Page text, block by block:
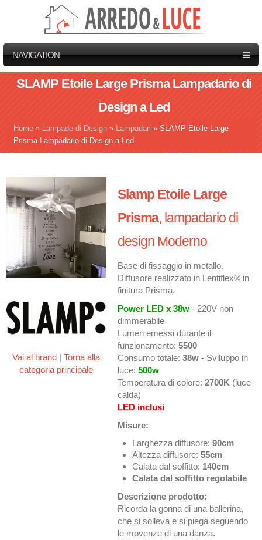
NAVIGATION
SLAMP Etoile Large Prisma Lampadario di
Design a Led
Tu sei qui
Home » Lampade di Design » Lampadari » SLAMP Etoile Large
Prisma Lampadario di Design a Led
Vai al brand| Torna alla
categoria principale
Slamp Etoile Large
Prisma, lampadario di
design Moderno
Base di fissaggio in metallo.
Diffusore realizzato in Lentiflex® in
finitura Prisma.
Power LED x 38w - 220V non
dimmerabile
Lumen emessi durante il
funzionamento:5500
Consumo totale:38w - Sviluppo in
luce:500w
Temperatura di colore:2700K (luce
calda)
LED inclusi
Misure:
Larghezza diffusore:90cm
Altezza diffusore:55cm
Calata dal soffitto: 140cm
Calata dal soffitto regolabile
Descrizione prodotto:
Ricorda la gonna di una ballerina,
che si solleva e si piega seguendo
le movenze di una danza.